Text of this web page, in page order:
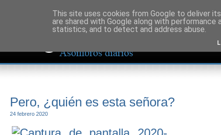
Pero, ¿quién es esta señora?
24 febrero 2020
This site uses cookies from Google to deliver
are shared with Google along with
statistics, and to detect and address abuse.